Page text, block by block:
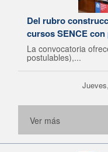
Del rubro
cursos SENCE
La convocatoria
postulables),...
Ver más